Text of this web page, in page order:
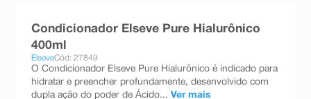
Condicionador Elseve Pure Hialurônico
400ml
ElseveCód: 27849
O Condicionador Elseve Pure Hialurônico é indicado para
hidratar e preencher profundamente, desenvolvido com
dupla ação do poder de Ácido... Ver mais
esmalte
10ºabsorvente